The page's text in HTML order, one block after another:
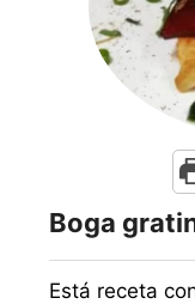
Boga
Está receta